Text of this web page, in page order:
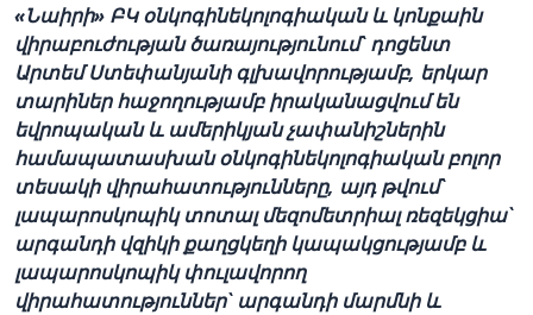
«Նաիրի» ԲԿ օնկոգինեկոլոգիական և կոնքաին
վիրաբուժության ծառայությունում` դոցենտ
Արտեմ Ստեփանյանի գլխավորությամբ, երկար
տարիներ հաջողությամբ իրականացվում են
եվրոպական և ամերիկյան չափանիշներին
համապատասխան օնկոգինեկոլոգիական բոլոր
տեսակի վիրահատությունները, այդ թվում`
լապարոսկոպիկ տոտալ մեզոմետրիալ ռեզեկցիա`
արգանդի վզիկի քաղցկեղի կապակցությամբ և
լապարոսկոպիկ փուլավորող
վիրահատություններ` արգանդի մարմնի և